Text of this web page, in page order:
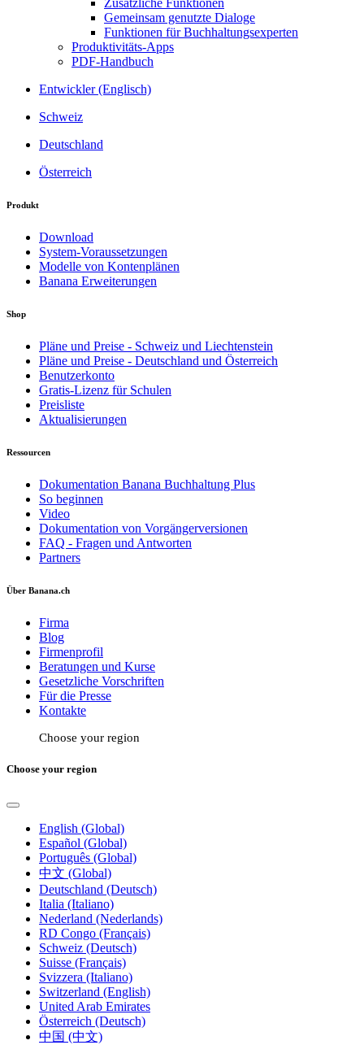
Zusätzliche Funktionen
Gemeinsam genutzte Dialoge
Funktionen für Buchhaltungsexperten
Produktivitäts-Apps
PDF-Handbuch
Entwickler (Englisch)
Schweiz
Deutschland
Österreich
Produkt
Download
System-Voraussetzungen
Modelle von Kontenplänen
Banana Erweiterungen
Shop
Pläne und Preise - Schweiz und Liechtenstein
Pläne und Preise - Deutschland und Österreich
Benutzerkonto
Gratis-Lizenz für Schulen
Preisliste
Aktualisierungen
Ressourcen
Dokumentation Banana Buchhaltung Plus
So beginnen
Video
Dokumentation von Vorgängerversionen
FAQ - Fragen und Antworten
Partners
Über Banana.ch
Firma
Blog
Firmenprofil
Beratungen und Kurse
Gesetzliche Vorschriften
Für die Presse
Kontakte
Choose your region
Choose your region
English (Global)
Español (Global)
Português (Global)
中文 (Global)
Deutschland (Deutsch)
Italia (Italiano)
Nederland (Nederlands)
RD Congo (Français)
Schweiz (Deutsch)
Suisse (Français)
Svizzera (Italiano)
Switzerland (English)
United Arab Emirates
Österreich (Deutsch)
中国 (中文)